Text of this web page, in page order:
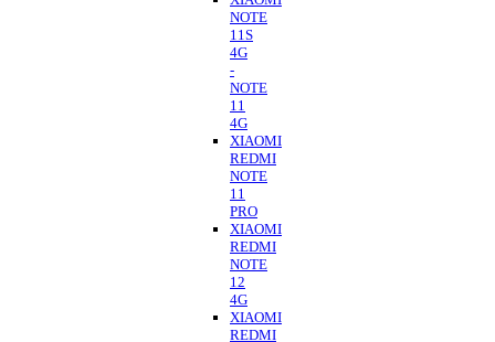
NOTE
11S
4G
-
NOTE
11
4G
XIAOMI
REDMI
NOTE
11
PRO
XIAOMI
REDMI
NOTE
12
4G
XIAOMI
REDMI